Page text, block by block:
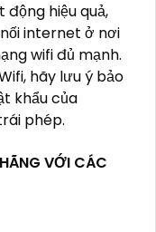
hiệu quả,
internet ở nơi
wifi đủ mạnh.
hãy lưu ý bảo
khẩu của
phép.
VỚI CÁC